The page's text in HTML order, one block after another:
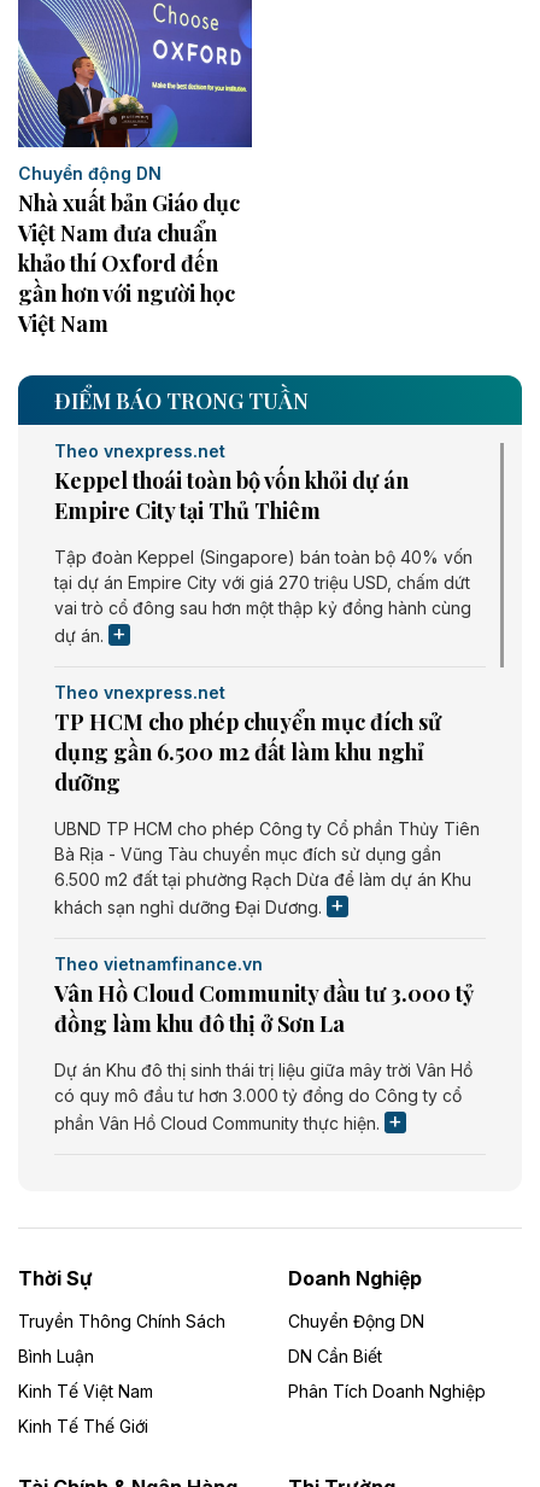
Chuyển động DN
Nhà xuất bản Giáo dục
Việt Nam đưa chuẩn
khảo thí Oxford đến
gần hơn với người học
Việt Nam
ĐIỂM BÁO TRONG TUẦN
Theo vnexpress.net
Keppel thoái toàn bộ vốn khỏi dự án
Empire City tại Thủ Thiêm
Tập đoàn Keppel (Singapore) bán toàn bộ 40% vốn
tại dự án Empire City với giá 270 triệu USD, chấm dứt
vai trò cổ đông sau hơn một thập kỷ đồng hành cùng
dự án.
Theo vnexpress.net
TP HCM cho phép chuyển mục đích sử
dụng gần 6.500 m2 đất làm khu nghỉ
dưỡng
UBND TP HCM cho phép Công ty Cổ phần Thủy Tiên
Bà Rịa - Vũng Tàu chuyển mục đích sử dụng gần
6.500 m2 đất tại phường Rạch Dừa để làm dự án Khu
khách sạn nghỉ dưỡng Đại Dương.
Theo vietnamfinance.vn
Vân Hồ Cloud Community đầu tư 3.000 tỷ
đồng làm khu đô thị ở Sơn La
Dự án Khu đô thị sinh thái trị liệu giữa mây trời Vân Hồ
có quy mô đầu tư hơn 3.000 tỷ đồng do Công ty cổ
phần Vân Hồ Cloud Community thực hiện.
Dự án Nhà máy xử lý rác và phát điện Bắc Giang do
Công ty TNHH Năng lượng môi trường Bắc Giang làm
Theo vietnamfinance.vn
Đức Long Gia Lai mở rộng ‘hệ sinh thái’
Thời Sự
Truyền Thông Chính Sách
Bình Luận
Kinh Tế Việt Nam
Kinh Tế Thế Giới
Doanh Nghiệp
Chuyển Động DN
DN Cần Biết
Phân Tích Doanh Nghiệp